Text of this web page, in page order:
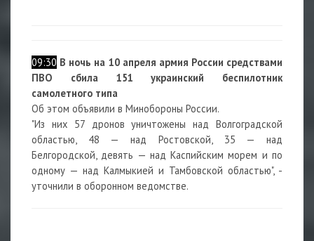
09:30 В ночь на 10 апреля армия России средствами
ПВО сбила 151 украинский беспилотник
самолетного типа
Об этом объявили в Минобороны России.
"Из них 57 дронов уничтожены над Волгоградской
областью, 48 — над Ростовской, 35 — над
Белгородской, девять — над Каспийским морем и по
одному — над Калмыкией и Тамбовской областью", -
уточнили в оборонном ведомстве.